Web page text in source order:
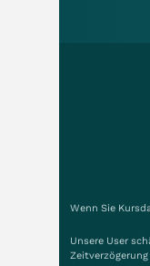
Wenn Sie
Unsere User
Zeitverzögerung